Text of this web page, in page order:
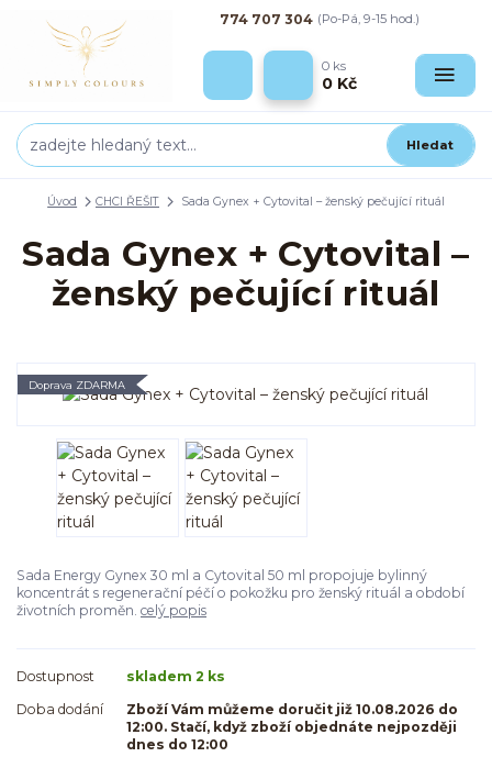
Hledat
774 707 304 (Po-Pá, 9-15 hod.)
0 ks
0 Kč
Úvod CHCI ŘEŠIT Sada Gynex + Cytovital – ženský pečující rituál
Sada Gynex + Cytovital –
ženský pečující rituál
Doprava ZDARMA
Sada Energy Gynex 30 ml a Cytovital 50 ml propojuje bylinný
koncentrát s regenerační péčí o pokožku pro ženský rituál a období
životních proměn. celý popis
Dostupnost
skladem 2 ks
Doba dodání
Zboží Vám můžeme doručit již 10.08.2026 do
12:00. Stačí, když zboží objednáte nejpozději
dnes do 12:00